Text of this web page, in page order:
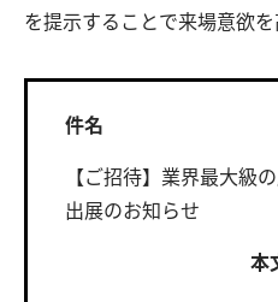
を提示することで来場意欲を
件名
【ご招待】業界最大級
出展のお知らせ
本